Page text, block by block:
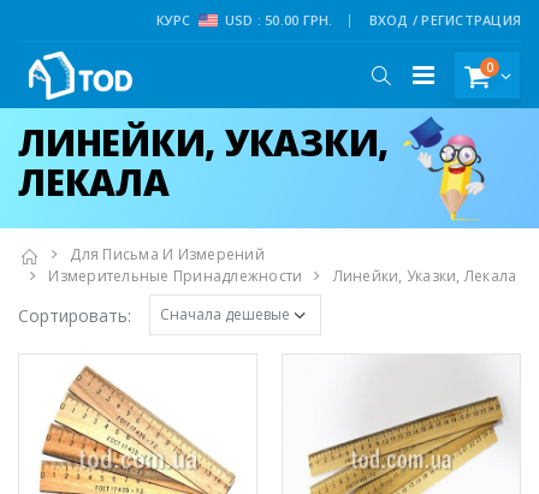
КУРС USD : 50.00 ГРН. ВХОД / РЕГИСТРАЦИЯ
0
ЛИНЕЙКИ, УКАЗКИ,
ЛЕКАЛА
Для Письма И Измерений
Измерительные Принадлежности
Линейки, Указки, Лекала
Сортировать: